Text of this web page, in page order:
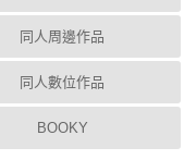
同人周邊作品
同人數位作品
BOOKY